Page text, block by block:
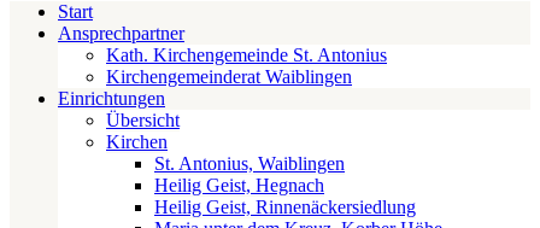
Start
Ansprechpartner
Kath. Kirchengemeinde St. Antonius
Kirchengemeinderat Waiblingen
Einrichtungen
Übersicht
Kirchen
St. Antonius, Waiblingen
Heilig Geist, Hegnach
Heilig Geist, Rinnenäckersiedlung